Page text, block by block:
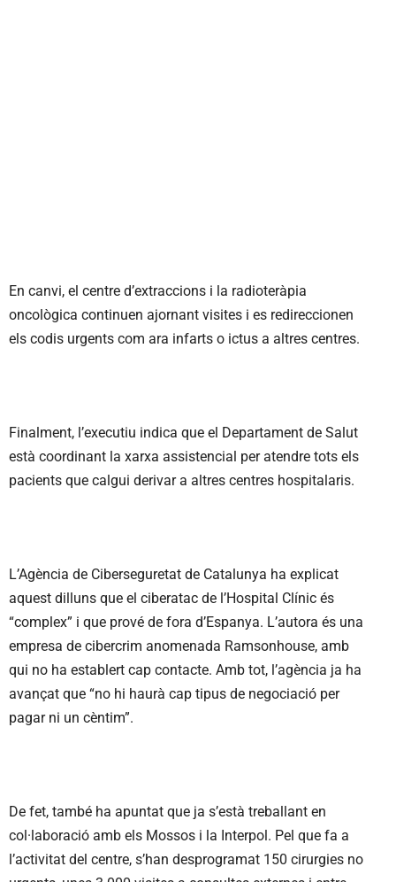
En canvi, el centre d’extraccions i la radioteràpia
oncològica continuen ajornant visites i es redireccionen
els codis urgents com ara infarts o ictus a altres centres.
Finalment, l’executiu indica que el Departament de Salut
està coordinant la xarxa assistencial per atendre tots els
pacients que calgui derivar a altres centres hospitalaris.
L’Agència de Ciberseguretat de Catalunya ha explicat
aquest dilluns que el ciberatac de l’Hospital Clínic és
“complex” i que prové de fora d’Espanya. L’autora és una
empresa de cibercrim anomenada Ramsonhouse, amb
qui no ha establert cap contacte. Amb tot, l’agència ja ha
avançat que “no hi haurà cap tipus de negociació per
pagar ni un cèntim”.
De fet, també ha apuntat que ja s’està treballant en
col·laboració amb els Mossos i la Interpol. Pel que fa a
l’activitat del centre, s’han desprogramat 150 cirurgies no